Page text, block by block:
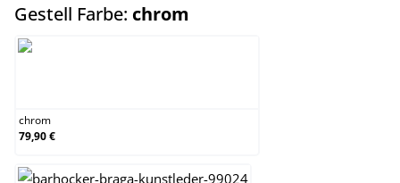
Gestell Farbe: chrom
chrom
79,90 €